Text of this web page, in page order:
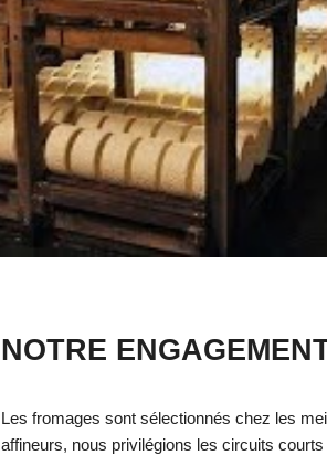
NOTRE
Les fromages sont sélectionnés chez les
affineurs, nous privilégions les circuits courts